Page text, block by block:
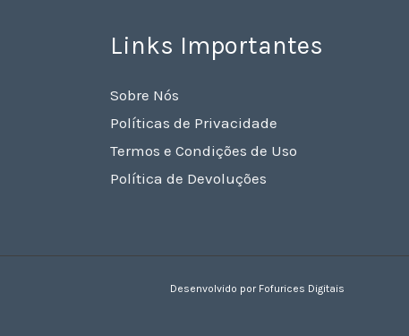
Links Importantes
Sobre Nós
Políticas de Privacidade
Termos e Condições de Uso
Política de Devoluções
Desenvolvido por Fofurices Digitais